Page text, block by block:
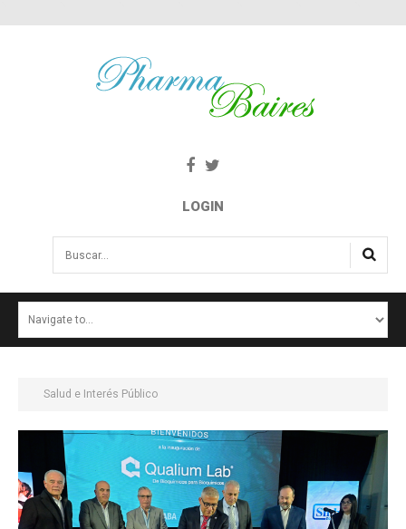
LOGIN
Buscar...
NOTICIAS
CONTACTO
Salud e Interés Público